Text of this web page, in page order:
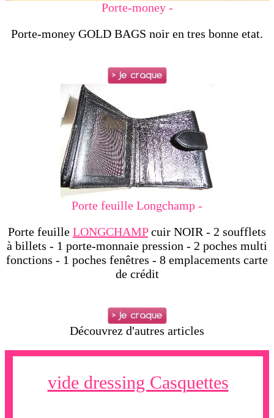
Porte-money -
Porte-money GOLD BAGS noir en tres bonne etat.
Porte feuille Longchamp -
Porte feuille LONGCHAMPcuir NOIR - 2 soufflets
à billets - 1 porte-monnaie pression - 2 poches multi
fonctions - 1 poches fenêtres - 8 emplacements carte
de crédit
Découvrez d'autres articles
vide dressing Casquettes